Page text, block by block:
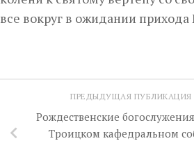
все вокруг в ожидании
ПРЕДЫДУЩАЯ ПУБЛИКАЦИЯ
Рождественские
Троицком кафедральном